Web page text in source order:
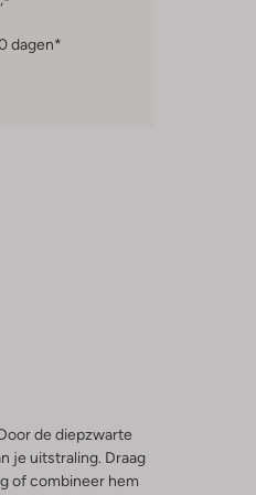
dagen*
de diepzwarte
je uitstraling. Draag
of combineer hem